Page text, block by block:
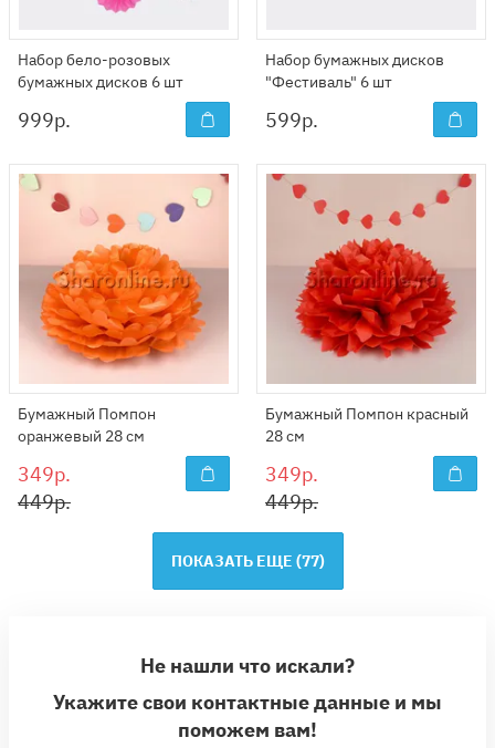
Набор бело-розовых
бумажных дисков 6 шт
999р.
Набор бумажных дисков
"Фестиваль" 6 шт
599р.
Бумажный Помпон
оранжевый 28 см
349р.
449р.
Бумажный Помпон красный
28 см
349р.
449р.
ПОКАЗАТЬ ЕЩЕ (77)
Не нашли что искали?
Укажите свои контактные данные и мы
поможем вам!